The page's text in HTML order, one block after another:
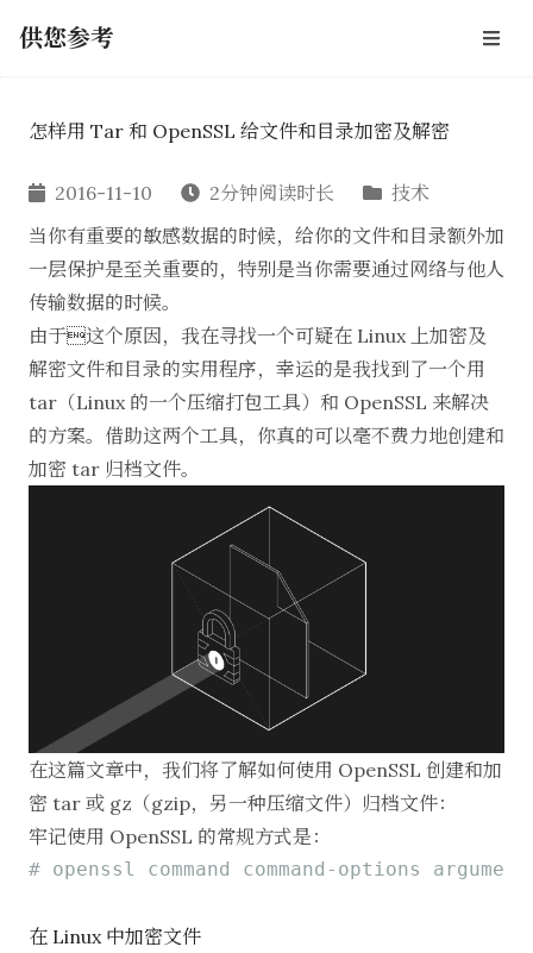
供您参考
怎样用 Tar 和 OpenSSL 给文件和目录加密及解密
2016-11-10 2分钟阅读时长
技术
当你有重要的敏感数据的时候，给你的文件和目录额外加
一层保护是至关重要的，特别是当你需要通过网络与他人
传输数据的时候。
由于这个原因，我在寻找一个可疑在 Linux 上加密及
解密文件和目录的实用程序，幸运的是我找到了一个用
tar（Linux 的一个压缩打包工具）和 OpenSSL 来解决
的方案。借助这两个工具，你真的可以毫不费力地创建和
加密 tar 归档文件。
在这篇文章中，我们将了解如何使用 OpenSSL 创建和加
密 tar 或 gz（gzip，另一种压缩文件）归档文件：
牢记使用 OpenSSL 的常规方式是：
# openssl command command-options
在 Linux 中加密文件